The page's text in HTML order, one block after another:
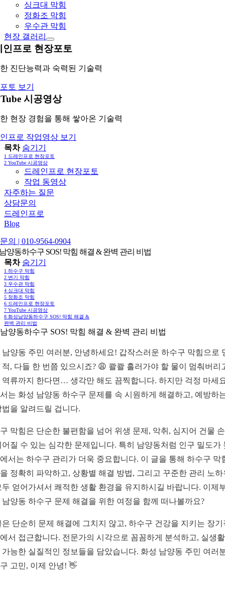
싱크대 막힘
정화조 막힘
우수관 막힘
현장 갤러리
인프로 현장포토
진단능력과 숙력된 기술력
토 보기
시공영상
현장 경험을 통해 쌓아온 기술력
프로 작업영상 보기
목차 숨기기
1 드레인프로 현장포토
2 YouTube 시공영상
드레인프로 현장포토
작업 동영상
자주하는 질문
상담문의
드레인프로
Blog
의 | 010-9564-0904
양동하수구 SOS! 막힘 해결 & 완벽 관리 비법
목차 숨기기
1 하수구 막힘
2 변기 막힘
3 우수관 막힘
4 싱크대 막힘
5 정화조 막힘
6 드레인프로 현장포토
7 YouTube 시공영상
8 화성남양동하수구 SOS! 막힘 해결 &
완벽 관리 비법
양동하수구 SOS! 막힘 해결 & 완벽 관리 비법
남양동 주민 여러분, 안녕하세요! 갑작스러운 하수구 막힘으로
적, 다들 한 번쯤 있으시죠? 😩 콸콸 흘러가야 할 물이 멈춰버리
역류까지 한다면… 생각만 해도 끔찍합니다. 하지만 걱정 마세
는 화성 남양동 하수구 문제를 속 시원하게 해결하고, 예방하
법을 알려드릴 겁니다.
막힘은 단순한 불편함을 넘어 위생 문제, 악취, 심지어 건물
어질 수 있는 심각한 문제입니다. 특히 남양동처럼 인구 밀도가
서는 하수구 관리가 더욱 중요합니다. 이 글을 통해 하수구 막
정확히 파악하고, 상황별 해결 방법, 그리고 꾸준한 관리 노하
두 얻어가셔서 쾌적한 생활 환경을 유지하시길 바랍니다. 이제
남양동 하수구 문제 해결을 위한 여정을 함께 떠나볼까요?
은 단순히 문제 해결에 그치지 않고, 하수구 건강을 지키는 장기
서 접근합니다. 전문가의 시각으로 꼼꼼하게 분석하고, 실생
가능한 실질적인 정보들을 담았습니다. 화성 남양동 주민 여러
고민, 이제 안녕! 👋